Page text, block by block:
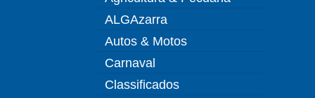
ALGAzarra
Autos & Motos
Carnaval
Classificados